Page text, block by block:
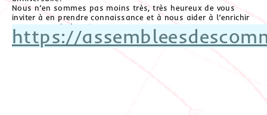
Nous n’en sommes pas moins très, très heureux de vous
inviter à en prendre connaissance et à nous aider à l’enrichir
autant que de besoin :
https://